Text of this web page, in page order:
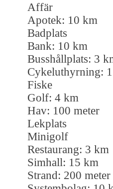
Affär
Apotek: 10 km
Badplats
Bank: 10 km
Busshållplats: 3
Cykeluthyrning:
Fiske
Golf: 4 km
Hav: 100 meter
Lekplats
Minigolf
Restaurang: 3 km
Simhall: 15 km
Strand: 200 meter